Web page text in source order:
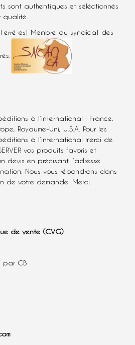
sont authentiques et séléctionnés
qualité.
est Membre du syndicat des
à l’international : France,
Royaume-Uni, U.S.A. Pour les
à l’international merci de
vos produits favoris et
devis en précisant l’adresse
Nous vous répondrons dans
de votre demande. Merci.
de vente (CVG)
par CB